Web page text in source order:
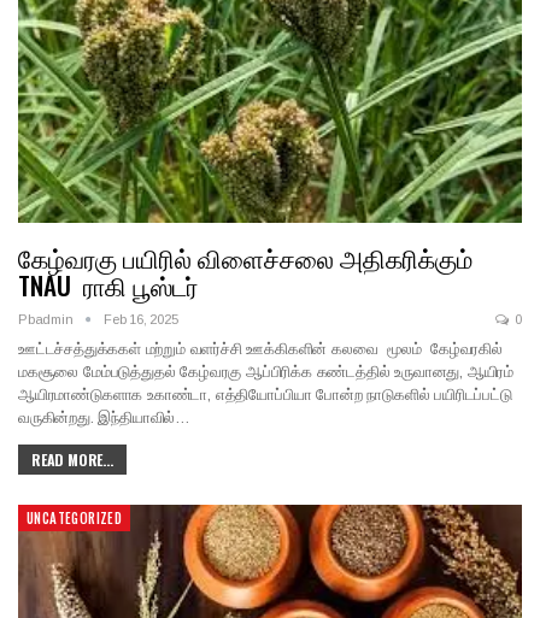
கேழ்வரகு பயிரில் விளைச்சலை அதிகரிக்கும்
TNAU ராகி பூஸ்டர்
Pbadmin Feb 16, 2025 0
ஊட்டச்சத்துக்ககள் மற்றும் வளர்ச்சி ஊக்கிகளின் கலவை மூலம் கேழ்வரகில்
மகசூலை மேம்படுத்துதல் கேழ்வரகு ஆப்பிரிக்க கண்டத்தில் உருவானது, ஆயிரம்
ஆயிரமாண்டுகளாக உகாண்டா, எத்தியோப்பியா போன்ற நாடுகளில் பயிரிடப்பட்டு
வருகின்றது. இந்தியாவில்…
READ MORE...
UNCATEGORIZED